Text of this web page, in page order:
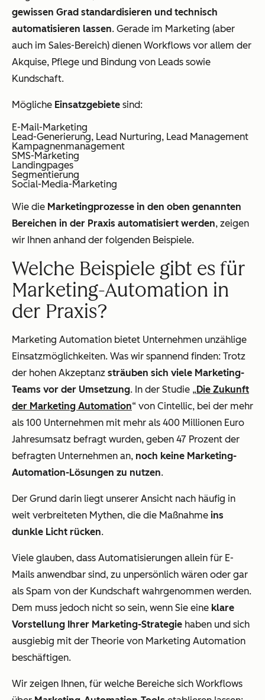
gewissen Grad standardisieren und technisch
automatisieren lassen. Gerade im Marketing (aber
auch im Sales-Bereich) dienen Workflows vor allem der
Akquise, Pflege und Bindung von Leads sowie
Kundschaft.
Mögliche Einsatzgebiete sind:
E-Mail-Marketing
Lead-Generierung, Lead Nurturing, Lead Management
Kampagnenmanagement
SMS-Marketing
Landingpages
Segmentierung
Social-Media-Marketing
Wie die Marketingprozesse in den oben genannten
Bereichen in der Praxis automatisiert werden, zeigen
wir Ihnen anhand der folgenden Beispiele.
Welche Beispiele gibt es für
Marketing-Automation in
der Praxis?
Marketing Automation bietet Unternehmen unzählige
Einsatzmöglichkeiten. Was wir spannend finden: Trotz
der hohen Akzeptanz sträuben sich viele Marketing-
Teams vor der Umsetzung. In der Studie „Die Zukunft
der Marketing Automation“ von Cintellic, bei der mehr
als 100 Unternehmen mit mehr als 400 Millionen Euro
Jahresumsatz befragt wurden, geben 47 Prozent der
befragten Unternehmen an, noch keine Marketing-
Automation-Lösungen zu nutzen.
Der Grund darin liegt unserer Ansicht nach häufig in
weit verbreiteten Mythen, die die Maßnahme ins
dunkle Licht rücken.
Viele glauben, dass Automatisierungen allein für E-
Mails anwendbar sind, zu unpersönlich wären oder gar
als Spam von der Kundschaft wahrgenommen werden.
Dem muss jedoch nicht so sein, wenn Sie eine klare
Vorstellung Ihrer Marketing-Strategie haben und sich
ausgiebig mit der Theorie von Marketing Automation
beschäftigen.
Wir zeigen Ihnen, für welche Bereiche sich Workflows